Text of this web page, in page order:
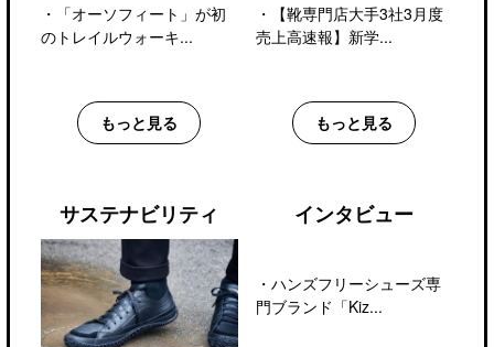
・
「オーソフィート」が初
のトレイルウォーキ...
もっと見る
・
【靴専門店大手3社3月度
売上高速報】新学...
もっと見る
サステナビリティ インタビュー
・ ハンズフリーシューズ専
門ブランド「Kiz...